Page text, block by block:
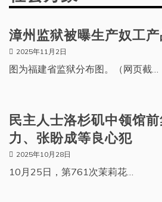
漳州监狱被曝生产奴工
2025年11月2日
图为福建省监狱分布图。（网页截…
民主人士洛杉矶中领馆
力、张盼成等良心犯
2025年10月28日
10月25日，第761次茉莉花…